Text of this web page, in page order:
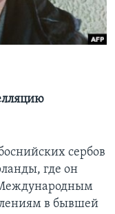
сербов
где он
Международным
в бывшей